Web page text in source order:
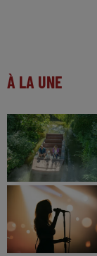
À LA UNE